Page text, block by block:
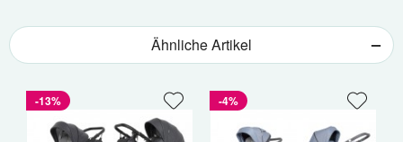
Ähnliche Artikel
-13% -4%